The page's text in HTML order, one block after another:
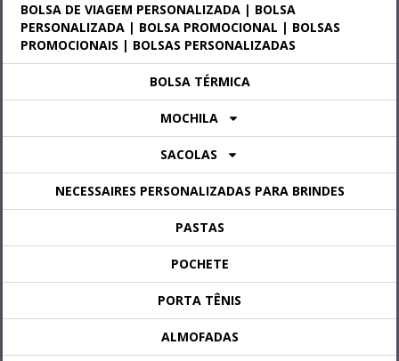
BOLSA DE VIAGEM PERSONALIZADA | BOLSA
PERSONALIZADA | BOLSA PROMOCIONAL | BOLSAS
PROMOCIONAIS | BOLSAS PERSONALIZADAS
BOLSA TÉRMICA
MOCHILA
SACOLAS
NECESSAIRES PERSONALIZADAS PARA BRINDES
PASTAS
POCHETE
PORTA TÊNIS
ALMOFADAS